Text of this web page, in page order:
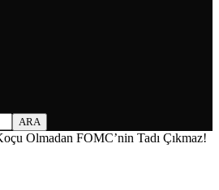
Olmadan FOMC’nin Tadı Çıkmaz!